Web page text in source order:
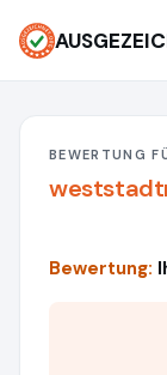
BEWERTUNG
Bewertung: